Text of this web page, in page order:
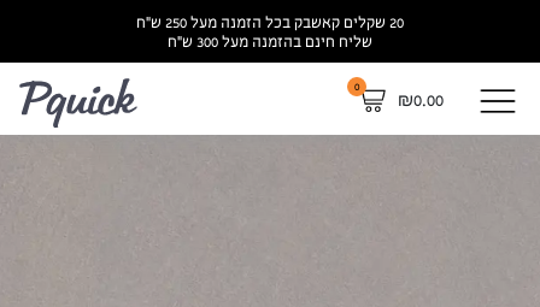
20 שקלים קאשבק בכל הזמנה מעל 250 ש”ח
שליח חינם בהזמנה מעל 300 ש”ח
₪0.00
0